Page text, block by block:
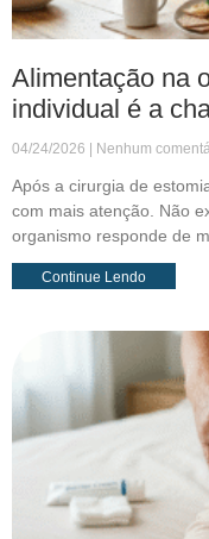
Alimentação na
individual é a
04/24/2026 Nenhum
Após a cirurgia de
com mais atenção. Não
organismo responde de
Continue Lendo